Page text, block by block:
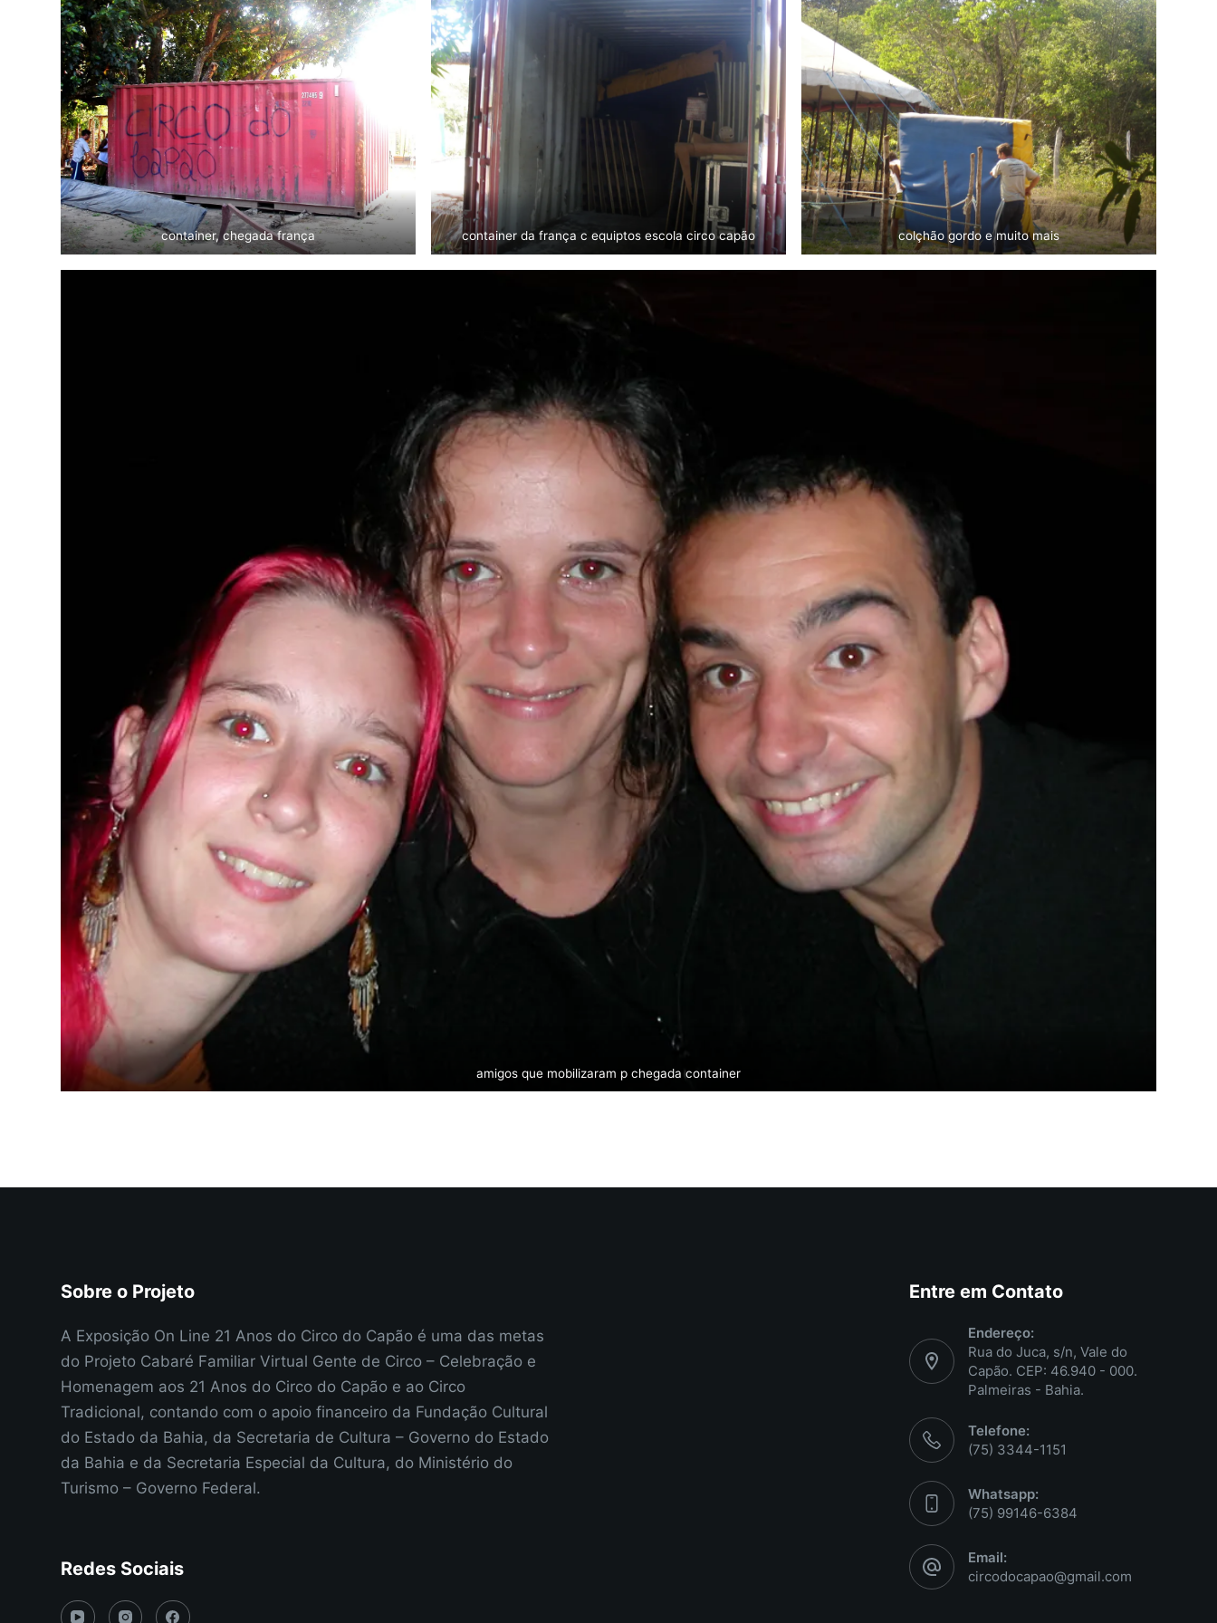
container, chegada frança container da frança c equiptos escola circo capão colçhão gordo e muito mais
amigos que mobilizaram p chegada container
Sobre o Projeto
A Exposição On Line 21 Anos do Circo do Capão é uma das metas
do Projeto Cabaré Familiar Virtual Gente de Circo – Celebração e
Homenagem aos 21 Anos do Circo do Capão e ao Circo
Tradicional, contando com o apoio financeiro da Fundação Cultural
do Estado da Bahia, da Secretaria de Cultura – Governo do Estado
da Bahia e da Secretaria Especial da Cultura, do Ministério do
Turismo – Governo Federal.
Redes Sociais
Entre em Contato
Endereço:
Rua do Juca, s/n, Vale do
Capão. CEP: 46.940 - 000.
Palmeiras - Bahia.
Telefone:
(75) 3344-1151
Whatsapp:
(75) 99146-6384
Email:
circodocapao@gmail.com